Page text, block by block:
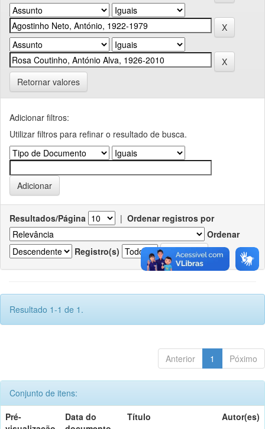
Retornar valores
Adicionar filtros:
Utilizar filtros para refinar o resultado de busca.
Resultados/Página | Ordenar registros por
Ordenar
Registro(s)
Resultado 1-1 de 1.
Anterior 1 Póximo
Conjunto de itens:
Pré-
Data do
Título Autor(es)